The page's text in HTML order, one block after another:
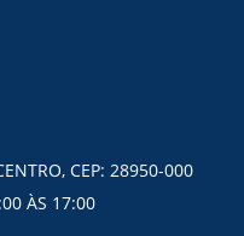
CEP: 28950-000
ÀS 17:00